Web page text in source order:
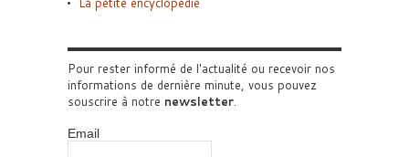
Pour rester informé de l'actualité ou recevoir nos
informations de dernière minute, vous pouvez
souscrire à notre newsletter.
Email